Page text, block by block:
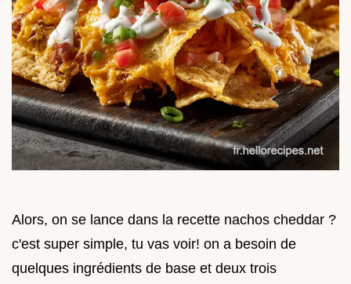
Alors, on se lance dans la recette nachos cheddar ?
c'est super simple, tu vas voir! on a besoin de
quelques ingrédients de base et deux trois